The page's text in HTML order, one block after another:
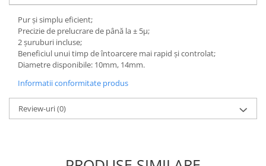
Pur și simplu eficient;
Precizie de prelucrare de până la ± 5μ;
2 șuruburi incluse;
Beneficiul unui timp de întoarcere mai rapid și controlat;
Diametre disponibile: 10mm, 14mm.
Informatii conformitate produs
Review-uri(0)